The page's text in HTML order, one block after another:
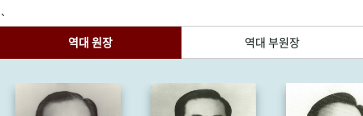
연구 역사
정책과 연구 키워드로 보는 연구 역사
연구자들
`
역대 원장
역대 부원장